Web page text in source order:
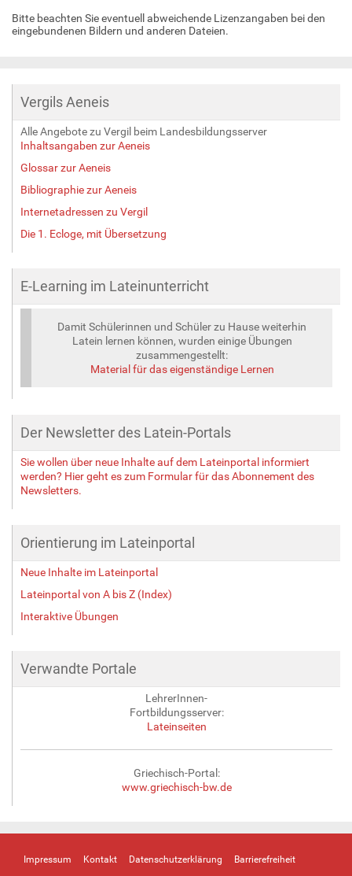
v
r
G
r
ö
ß
Bitte beachten Sie eventuell abweichende Lizenzangaben bei den
eingebundenen Bildern und anderen Dateien.
Vergils Aeneis
Alle Angebote zu Vergil beim Landesbildungsserver
Inhaltsangaben zur Aeneis
Glossar zur Aeneis
Bibliographie zur Aeneis
Internetadressen zu Vergil
Die 1. Ecloge, mit Übersetzung
E-Learning im Lateinunterricht
Damit Schülerinnen und Schüler zu Hause weiterhin
Latein lernen können, wurden einige Übungen
zusammengestellt:
Material für das eigenständige Lernen
Der Newsletter des Latein-Portals
Sie wollen über neue Inhalte auf dem Lateinportal informiert
werden? Hier geht es zum Formular für das Abonnement des
Newsletters.
Orientierung im Lateinportal
Neue Inhalte im Lateinportal
Lateinportal von A bis Z (Index)
Interaktive Übungen
Verwandte Portale
LehrerInnen-
Fortbildungsserver:
Lateinseiten
Griechisch-Portal:
www.griechisch-bw.de
Impressum Kontakt Datenschutzerklärung Barrierefreiheit